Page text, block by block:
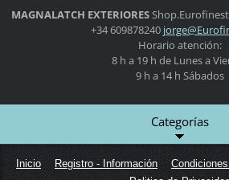
MAGNALATCH EXTERIORES
+34 609878240 jorge@Eu
Horario atención:
8 h a 19 h de Lunes a
9 h a 14 h Sábados
Categorías
Inicio Registro - Información